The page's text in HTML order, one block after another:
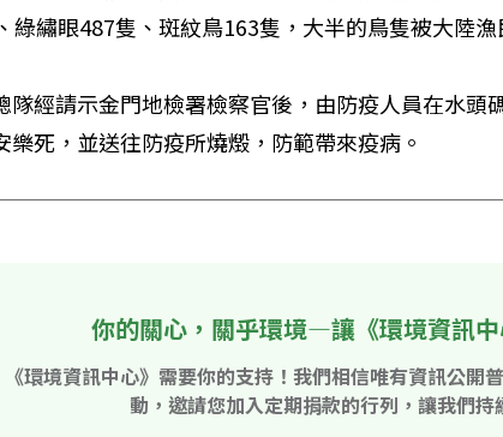
綠繡眼487隻、斑紋鳥163隻，大半的鳥隻被大陸漁
隊經請示金門地檢署檢察官後，由防疫人員在水頭
樂死，並送往防疫所燒燬，防範帶來疫病。
你的關心，關乎環境—讓《環境資訊
《環境資訊中心》需要你的支持！我們相信唯有資訊公開
動，邀請您加入定期捐款的行列，讓我們持